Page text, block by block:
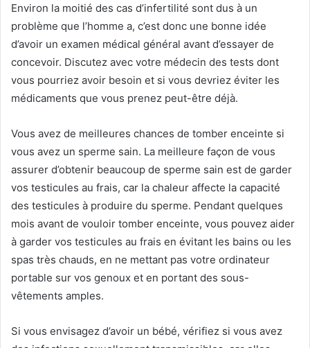
Environ la moitié des cas d’infertilité sont dus à un
problème que l’homme a, c’est donc une bonne idée
d’avoir un examen médical général avant d’essayer de
concevoir. Discutez avec votre médecin des tests dont
vous pourriez avoir besoin et si vous devriez éviter les
médicaments que vous prenez peut-être déjà.
Vous avez de meilleures chances de tomber enceinte si
vous avez un sperme sain. La meilleure façon de vous
assurer d’obtenir beaucoup de sperme sain est de garder
vos testicules au frais, car la chaleur affecte la capacité
des testicules à produire du sperme. Pendant quelques
mois avant de vouloir tomber enceinte, vous pouvez aider
à garder vos testicules au frais en évitant les bains ou les
spas très chauds, en ne mettant pas votre ordinateur
portable sur vos genoux et en portant des sous-
vêtements amples.
Si vous envisagez d’avoir un bébé, vérifiez si vous avez